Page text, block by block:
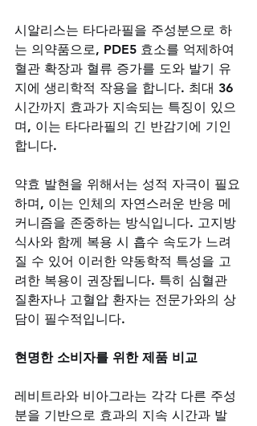
시알리스는 타다라필을 주성분으로 하
는 의약품으로, PDE5 효소를 억제하여
혈관 확장과 혈류 증가를 도와 발기 유
지에 생리학적 작용을 합니다. 최대 36
시간까지 효과가 지속되는 특징이 있으
며, 이는 타다라필의 긴 반감기에 기인
합니다.
약효 발현을 위해서는 성적 자극이 필요
하며, 이는 인체의 자연스러운 반응 메
커니즘을 존중하는 방식입니다. 고지방
식사와 함께 복용 시 흡수 속도가 느려
질 수 있어 이러한 약동학적 특성을 고
려한 복용이 권장됩니다. 특히 심혈관
질환자나 고혈압 환자는 전문가와의 상
담이 필수적입니다.
현명한 소비자를 위한 제품 비교
레비트라와 비아그라는 각각 다른 주성
분을 기반으로 효과의 지속 시간과 발